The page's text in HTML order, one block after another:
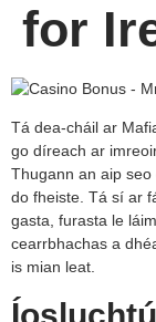
for
Tá dea-cháil ar
go díreach ar
Thugann an aip
do fheiste. Tá sí ar
gasta, furasta le
cearrbhachas a
is mian leat.